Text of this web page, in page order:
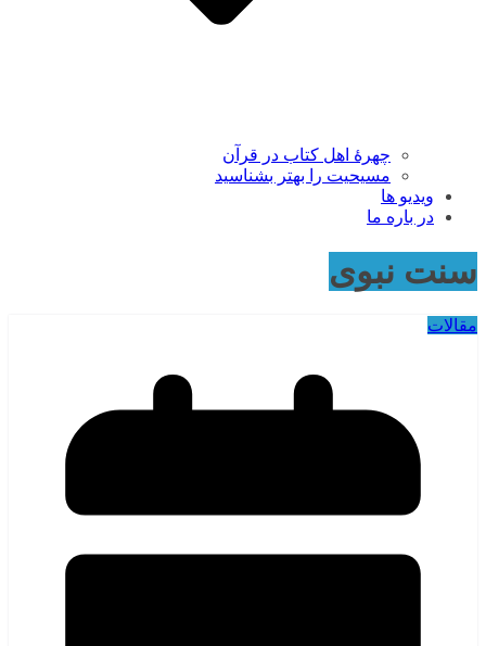
چهرۀ اهل کتاب در قرآن
مسیحیت را بهتر بشناسید
ویدیو ها
در باره ما
سنت نبوی
مقالات